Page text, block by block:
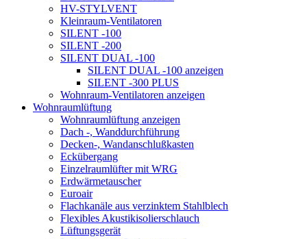
HV-STYLVENT
Kleinraum-Ventilatoren
SILENT -100
SILENT -200
SILENT DUAL -100
SILENT DUAL -100 anzeigen
SILENT -300 PLUS
Wohnraum-Ventilatoren anzeigen
Wohnraumlüftung
Wohnraumlüftung anzeigen
Dach -, Wanddurchführung
Decken-, Wandanschlußkasten
Eckübergang
Einzelraumlüfter mit WRG
Erdwärmetauscher
Euroair
Flachkanäle aus verzinktem Stahlblech
Flexibles Akustikisolierschlauch
Lüftungsgerät